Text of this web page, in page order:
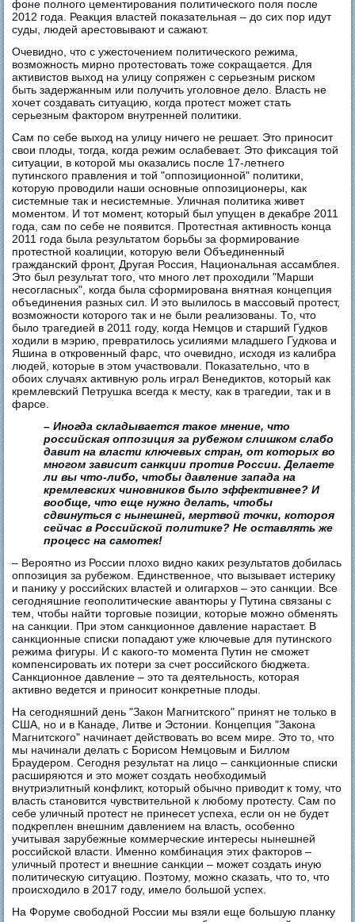
фоне полного цементирования политического поля после
2012 года. Реакция властей показательная – до сих пор идут
суды, людей арестовывают и сажают.
Очевидно, что с ужесточением политического режима,
возможность мирно протестовать тоже сокращается. Для
активистов выход на улицу сопряжен с серьезным риском
быть задержанным или получить уголовное дело. Власть не
хочет создавать ситуацию, когда протест может стать
серьезным фактором внутренней политики.
Сам по себе выход на улицу ничего не решает. Это приносит
свои плоды, тогда, когда режим ослабевает. Это фиксация той
ситуации, в которой мы оказались после 17-летнего
путинского правления и той "оппозиционной" политики,
которую проводили наши основные оппозиционеры, как
системные так и несистемные. Уличная политика живет
моментом. И тот момент, который был упущен в декабре 2011
года, сам по себе не появится. Протестная активность конца
2011 года была результатом борьбы за формирование
протестной коалиции, которую вели Объединенный
гражданский фронт, Другая Россия, Национальная ассамблея.
Это был результат того, что много лет проходили "Марши
несогласных", когда была сформирована внятная концепция
объединения разных сил. И это вылилось в массовый протест,
возможности которого так и не были реализованы. То, что
было трагедией в 2011 году, когда Немцов и старший Гудков
ходили в мэрию, превратилось усилиями младшего Гудкова и
Яшина в откровенный фарс, что очевидно, исходя из калибра
людей, которые в этом участвовали. Показательно, что в
обоих случаях активную роль играл Венедиктов, который как
кремлевский Петрушка всегда к месту, как в трагедии, так и в
фарсе.
– Иногда складывается такое мнение, что
российская оппозиция за рубежом слишком слабо
давит на власти ключевых стран, от которых во
многом зависит санкции против России. Делаете
ли вы что-либо, чтобы давление запада на
кремлевских чиновников было эффективнее? И
вообще, что еще нужно делать, чтобы
сдвинуться с нынешней, мертвой точки, котороя
сейчас в Российской политике? Не оставлять же
процесс на самотек!
– Вероятно из России плохо видно каких результатов добилась
оппозиция за рубежом. Единственное, что вызывает истерику
и панику у российских властей и олигархов – это санкции. Все
сегодняшние геополитические авантюры у Путина связаны с
тем, чтобы найти торговые позиции, которые можно обменять
на санкции. При этом санкционное давление нарастает. В
санкционные списки попадают уже ключевые для путинского
режима фигуры. И с какого-то момента Путин не сможет
компенсировать их потери за счет российского бюджета.
Санкционное давление – это та деятельность, которая
активно ведется и приносит конкретные плоды.
На сегодняшний день "Закон Магнитского" принят не только в
США, но и в Канаде, Литве и Эстонии. Концепция "Закона
Магнитского" начинает действовать во всем мире. Это то, что
мы начинали делать с Борисом Немцовым и Биллом
Браудером. Сегодня результат на лицо – санкционные списки
расширяются и это может создать необходимый
внутриэлитный конфликт, который обычно приводит к тому, что
власть становится чувствительной к любому протесту. Сам по
себе уличный протест не принесет успеха, если он не будет
подкреплен внешним давлением на власть, особенно
учитывая зарубежные коммерческие интересы нынешней
российской власти. Именно комбинация этих факторов –
уличный протест и внешние санкции – может создать иную
политическую ситуацию. Поэтому, можно сказать, что то, что
происходило в 2017 году, имело большой успех.
На Форуме свободной России мы взяли еще большую планку